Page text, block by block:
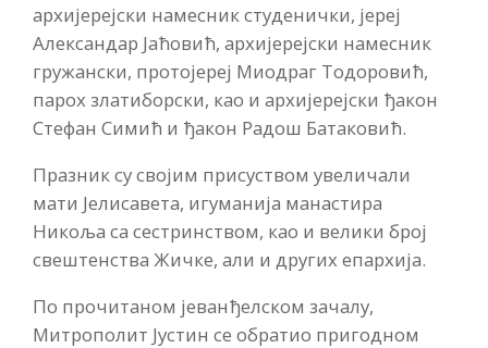
архијерејски намесник студенички, јереј
Александар Јаћовић, архијерејски намесник
гружански, протојереј Миодраг Тодоровић,
парох златиборски, као и архијерејски ђакон
Стефан Симић и ђакон Радош Батаковић.
Празник су својим присуством увеличали
мати Јелисавета, игуманија манастира
Никоља са сестринством, као и велики број
свештенства Жичке, али и других епархија.
По прочитаном јеванђелском зачалу,
Митрополит Јустин се обратио пригодном